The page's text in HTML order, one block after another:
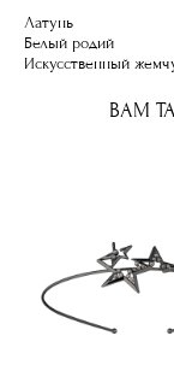
Латунь
Белый родий
Искусственный
ВАМ